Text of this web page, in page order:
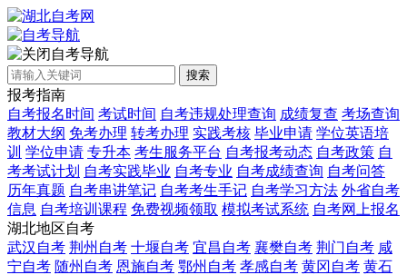
自考导航
搜索
报考指南
自考报名时间 考试时间 自考违规处理查询 成绩复查 考场查询
教材大纲 免考办理 转考办理 实践考核 毕业申请 学位英语培
训 学位申请 专升本 考生服务平台 自考报考动态 自考政策 自
考考试计划 自考实践毕业 自考专业 自考成绩查询 自考问答
历年真题 自考串讲笔记 自考考生手记 自考学习方法 外省自考
信息 自考培训课程 免费视频领取 模拟考试系统 自考网上报名
湖北地区自考
武汉自考 荆州自考 十堰自考 宜昌自考 襄樊自考 荆门自考 咸
宁自考 随州自考 恩施自考 鄂州自考 孝感自考 黄冈自考 黄石